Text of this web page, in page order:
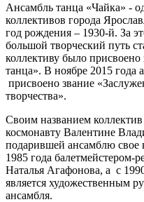
Ансамбль танца «Чайка» -
коллективов города
год рождения – 1930-й. За
большой творческий путь
коллективу было
танца». В ноябре 2015 года
присвоено звание
творчества».
Своим названием
космонавту Валентине
подарившей ансамблю свое
1985 года балетмейстером-
Наталья Агафонова, а с
является художественным
ансамбля.